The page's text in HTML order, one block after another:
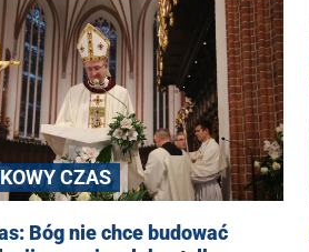
CZAS
Bóg nie chce budować